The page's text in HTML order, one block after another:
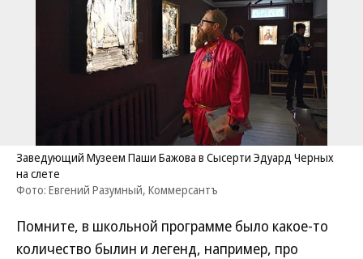
Заведующий Музеем Паши Бажова в Сысерти Эдуард Черных
на слете
Фото: Евгений Разумный, Коммерсантъ
Помните, в школьной программе было какое-то
количество былин и легенд, например, про